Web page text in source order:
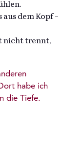
aus dem Kopf –
nicht trennt,
habe ich
die Tiefe.